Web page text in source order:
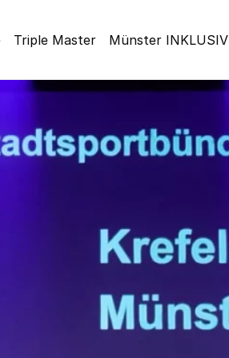
Triple Master Münster INKLUSIV